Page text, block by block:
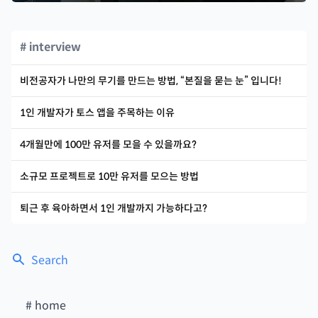
Search
# home
# interview
비전공자가 나만의 무기를 만드는 방법, “본질을 묻는 눈” 입니다!
1인 개발자가 토스 앱을 주목하는 이유
4개월만에 100만 유저를 모을 수 있을까요?
소규모 프로젝트로 10만 유저를 모으는 방법
퇴근 후 육아하면서 1인 개발까지 가능하다고?